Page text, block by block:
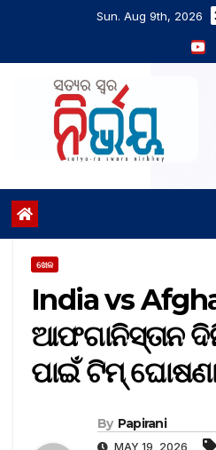
Sun. Aug 9th, 2026
ଖେଳ
India vs
ଆଫଗାନିସ୍ତାନ
ପାଇଁ ଟିମ୍‌
By Papirani
MAY 19, 2026